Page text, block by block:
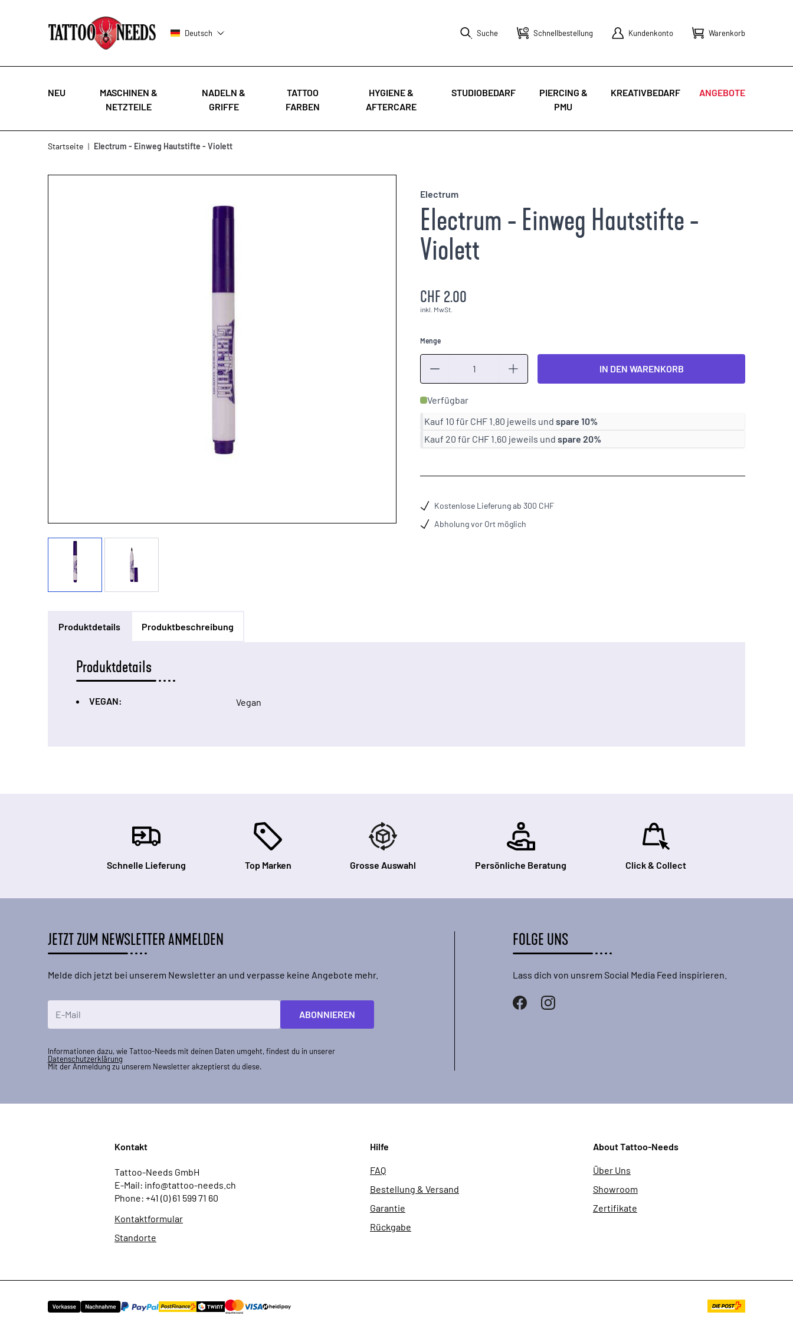
Deutsch Suche Schnellbestellung Kundenkonto Warenkorb
NEU
MASCHINEN &
NETZTEILE
NADELN &
GRIFFE
TATTOO
FARBEN
HYGIENE &
AFTERCARE
STUDIOBEDARF
PIERCING &
PMU
KREATIVBEDARF ANGEBOTE
Startseite | Electrum - Einweg Hautstifte - Violett
Electrum
Electrum - Einweg Hautstifte -
Violett
CHF 2.00
inkl. MwSt.
Menge
IN DEN WARENKORB
Verfügbar
Kauf 10 für CHF 1.80 jeweils und spare 10%
Kauf 20 für CHF 1.60 jeweils und spare 20%
Kostenlose Lieferung ab 300 CHF
Abholung vor Ort möglich
Produktdetails Produktbeschreibung
Produktdetails
VEGAN: Vegan
Schnelle Lieferung Top Marken Grosse Auswahl Persönliche Beratung Click & Collect
JETZT ZUM NEWSLETTER ANMELDEN
Melde dich jetzt bei unserem Newsletter an und verpasse keine Angebote mehr.
ABONNIEREN
Informationen dazu, wie Tattoo-Needs mit deinen Daten umgeht, findest du in unserer
Datenschutzerklärung
Mit der Anmeldung zu unserem Newsletter akzeptierst du diese.
FOLGE UNS
Lass dich von unsrem Social Media Feed inspirieren.
Kontakt
Tattoo-Needs GmbH
E-Mail: info@tattoo-needs.ch
Phone: +41 (0) 61 599 71 60
Kontaktformular
Standorte
Hilfe
FAQ
Bestellung & Versand
Garantie
Rückgabe
About Tattoo-Needs
Über Uns
Showroom
Zertifikate